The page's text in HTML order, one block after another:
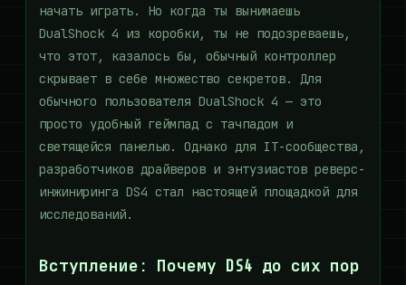
начать играть. Но когда ты вынимаешь
DualShock 4 из коробки, ты не подозреваешь,
что этот, казалось бы, обычный контроллер
скрывает в себе множество секретов. Для
обычного пользователя DualShock 4 — это
просто удобный геймпад с тачпадом и
светящейся панелью. Однако для IT-сообщества,
разработчиков драйверов и энтузиастов реверс-
инжиниринга DS4 стал настоящей площадкой для
исследований.
Вступление: Почему DS4 до сих пор